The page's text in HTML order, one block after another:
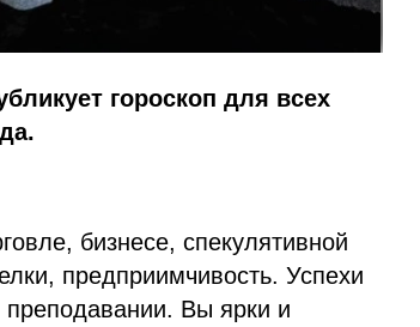
гороскоп для всех
бизнесе, спекулятивной
предприимчивость. Успехи
Вы ярки и